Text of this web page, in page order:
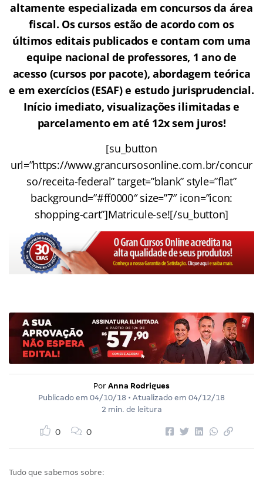
altamente especializada em concursos da área
fiscal. Os cursos estão de acordo com os
últimos editais publicados e contam com uma
equipe nacional de professores, 1 ano de
acesso (cursos por pacote), abordagem teórica
e em exercícios (ESAF) e estudo jurisprudencial.
Início imediato, visualizações ilimitadas e
parcelamento em até 12x sem juros!
[su_button
url=”https://www.grancursosonline.com.br/concur
so/receita-federal” target=”blank” style=”flat”
background=”#ff0000″ size=”7″ icon=”icon:
shopping-cart”]Matricule-se![/su_button]
Por Anna Rodrigues
Publicado em 04/10/18 • Atualizado em 04/12/18
2 min. de leitura
0 0
Tudo que sabemos sobre: